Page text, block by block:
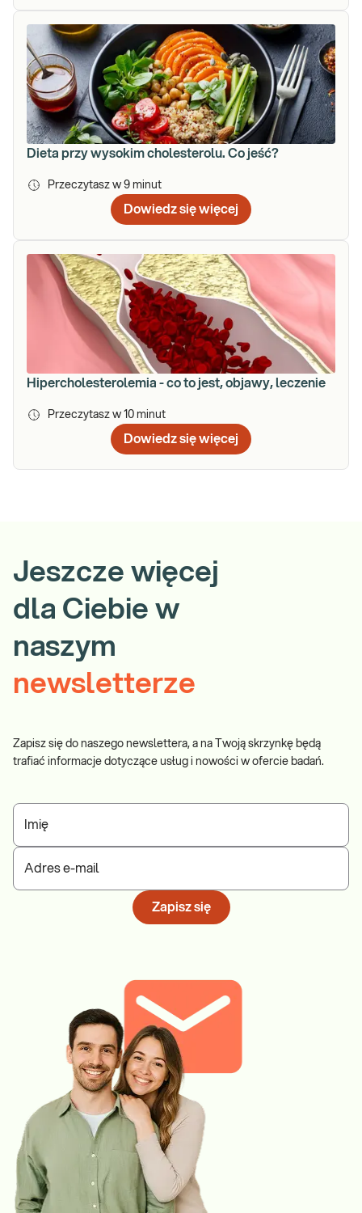
Dieta przy wysokim cholesterolu. Co jeść?
Przeczytasz w 9 minut
Dowiedz się więcej
Hipercholesterolemia - co to jest, objawy, leczenie
Przeczytasz w 10 minut
Dowiedz się więcej
Jeszcze więcej
dla Ciebie w
naszym
newsletterze
Zapisz się do naszego newslettera, a na Twoją skrzynkę będą
trafiać informacje dotyczące usług i nowości w ofercie badań.
Imię
Adres e-mail
Zapisz się